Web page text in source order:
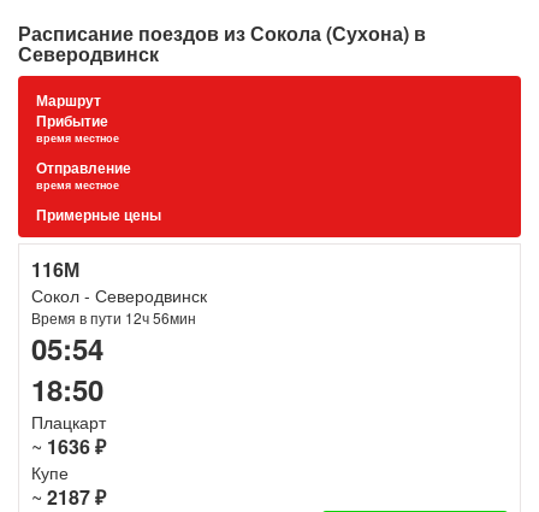
Расписание поездов из Сокола (Сухона) в
Северодвинск
Маршрут
Прибытие
время местное
Отправление
время местное
Примерные цены
116М
Сокол - Северодвинск
Время в пути 12ч 56мин
05:54
18:50
Плацкарт
~ 1636 ₽
Купе
~ 2187 ₽